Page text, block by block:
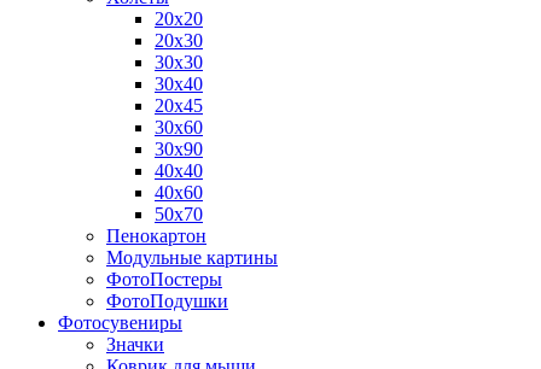
20х20
20х30
30х30
30х40
20х45
30х60
30х90
40х40
40х60
50х70
Пенокартон
Модульные картины
ФотоПостеры
ФотоПодушки
Фотоcувениры
Значки